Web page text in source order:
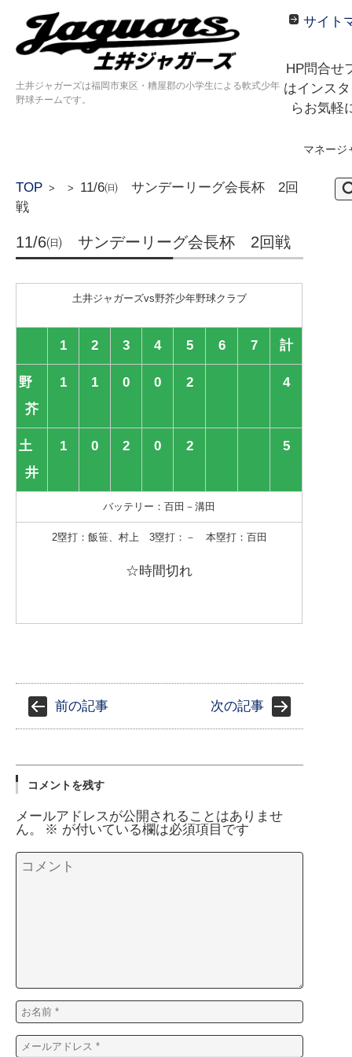
土井ジャガーズは福岡市東区・糟屋郡の小学生による軟式少年
野球チームです。
サイト
HP問合せ
はインス
らお気軽
マネー
TOP > > 11/6㈰ サンデーリーグ会長杯 2回
戦
11/6㈰ サンデーリーグ会長杯 2回戦
土井ジャガーズvs野芥少年野球クラブ
1 2 3 4 5 6 7 計
野
芥
1 1 0 0 2 4
土
井
1 0 2 0 2 5
バッテリー：百田－溝田
2塁打：飯笹、村上 3塁打：－ 本塁打：百田
☆時間切れ
前の記事 次の記事
コメントを残す
メールアドレスが公開されることはありませ
ん。
※ が付いている欄は必須項目です
検
索: